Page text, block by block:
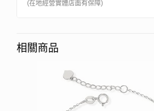
(在地經營實體店面有保障)
相關商品